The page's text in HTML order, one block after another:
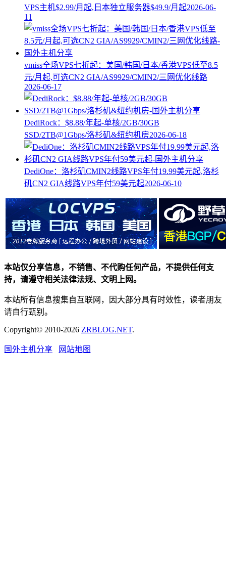
VPS主机$2.99/月起,日本独立服务器$49.9/月起2026-06-
11
vmiss全场VPS七折起：美国/韩国/日本/香港VPS低至8.5
元/月起,可选CN2 GIA/AS9929/CMIN2/三网优化线路
2026-06-17
DediRock：$8.88/年起-单核/2GB/30GB
SSD/2TB@1Gbps/洛杉矶&纽约机房2026-06-18
DediOne：洛杉矶CMIN2线路VPS年付19.99美元起,洛杉
矶CN2 GIA线路VPS年付59美元起2026-06-10
本站仅分享信息，不销售、不代购任何产品，不提供任何支
持，请遵守相关法律法规、文明上网。
本站所有信息搜集自互联网，因大部分具有时效性，读者朋友
请自行甄别。
Copyright© 2010-2026 ZRBLOG.NET.
国外主机分享 网站地图